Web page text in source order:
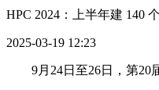
HPC 2024：上半年建 140
2025-03-19 12:23
9月24日至26日，第20届